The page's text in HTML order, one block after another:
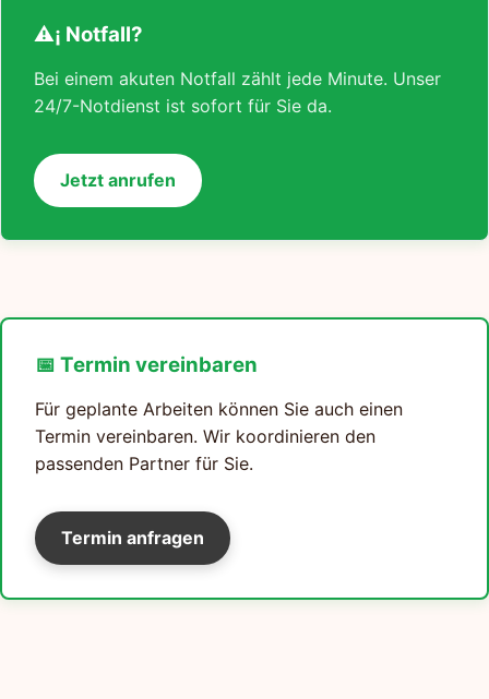
⚠¡ Notfall?
Bei einem akuten Notfall zählt jede Minute. Unser
24/7-Notdienst ist sofort für Sie da.
Jetzt anrufen
📅 Termin vereinbaren
Für geplante Arbeiten können Sie auch einen
Termin vereinbaren. Wir koordinieren den
passenden Partner für Sie.
Termin anfragen